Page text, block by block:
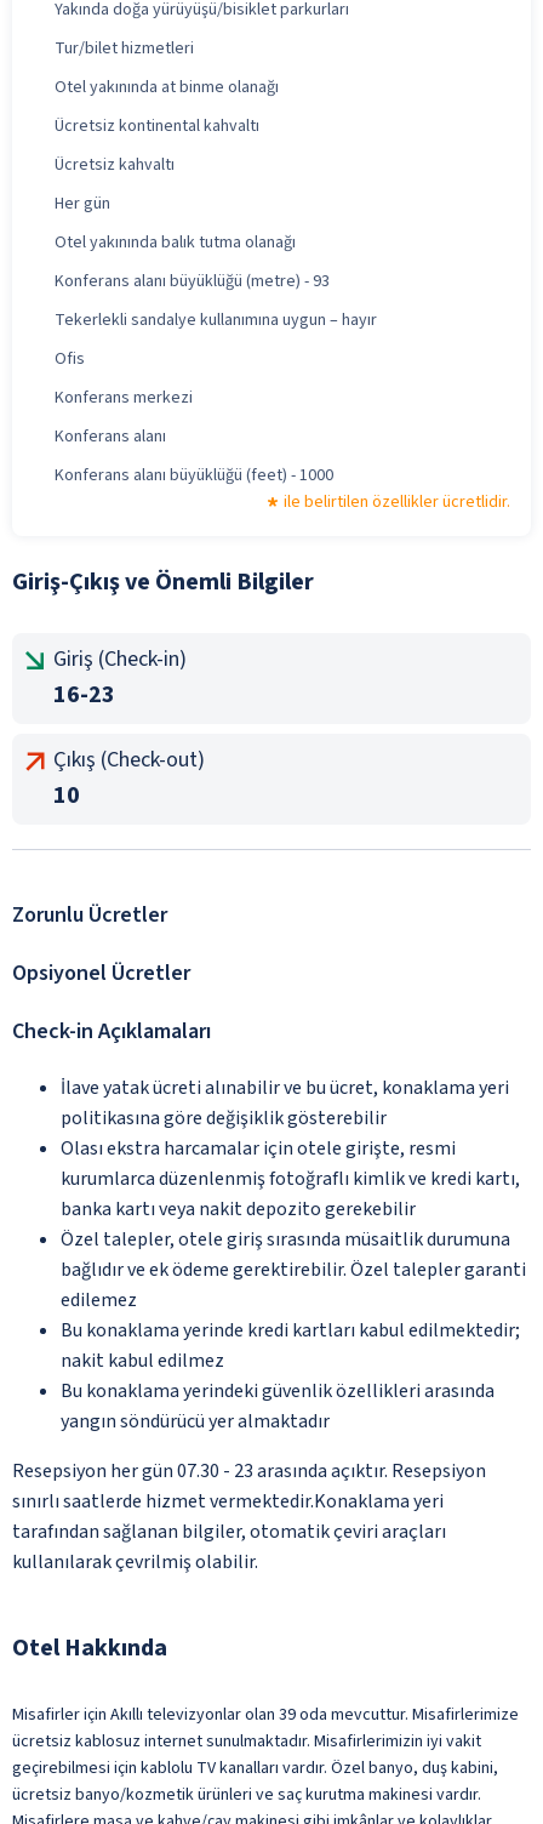
Yakında doğa yürüyüşü/bisiklet parkurları
Tur/bilet hizmetleri
Otel yakınında at binme olanağı
Ücretsiz kontinental kahvaltı
Ücretsiz kahvaltı
Her gün
Otel yakınında balık tutma olanağı
Konferans alanı büyüklüğü (metre) - 93
Tekerlekli sandalye kullanımına uygun – hayır
Ofis
Konferans merkezi
Konferans alanı
Konferans alanı büyüklüğü (feet) - 1000
ile belirtilen özellikler ücretlidir.
Giriş-Çıkış ve Önemli Bilgiler
Giriş (Check-in)
16-23
Çıkış (Check-out)
10
Zorunlu Ücretler
Opsiyonel Ücretler
Check-in Açıklamaları
İlave yatak ücreti alınabilir ve bu ücret, konaklama yeri
politikasına göre değişiklik gösterebilir
Olası ekstra harcamalar için otele girişte, resmi
kurumlarca düzenlenmiş fotoğraflı kimlik ve kredi kartı,
banka kartı veya nakit depozito gerekebilir
Özel talepler, otele giriş sırasında müsaitlik durumuna
bağlıdır ve ek ödeme gerektirebilir. Özel talepler garanti
edilemez
Bu konaklama yerinde kredi kartları kabul edilmektedir;
nakit kabul edilmez
Bu konaklama yerindeki güvenlik özellikleri arasında
yangın söndürücü yer almaktadır
Resepsiyon her gün 07.30 - 23 arasında açıktır. Resepsiyon
sınırlı saatlerde hizmet vermektedir.Konaklama yeri
tarafından sağlanan bilgiler, otomatik çeviri araçları
kullanılarak çevrilmiş olabilir.
Otel Hakkında
Misafirler için Akıllı televizyonlar olan 39 oda mevcuttur. Misafirlerimize
ücretsiz kablosuz internet sunulmaktadır. Misafirlerimizin iyi vakit
geçirebilmesi için kablolu TV kanalları vardır. Özel banyo, duş kabini,
ücretsiz banyo/kozmetik ürünleri ve saç kurutma makinesi vardır.